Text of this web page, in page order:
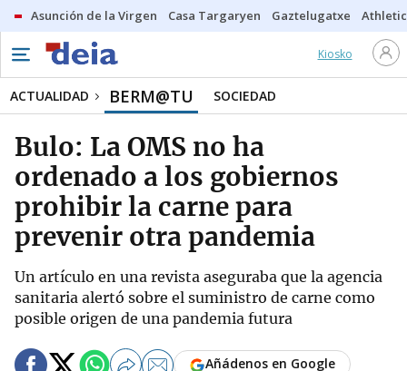
Asunción de la Virgen Casa Targaryen Gaztelugatxe Athletic
Kiosko
ACTUALIDAD BERM@TU SOCIEDAD
Bulo: La OMS no ha
ordenado a los gobiernos
prohibir la carne para
prevenir otra pandemia
Un artículo en una revista aseguraba que la agencia
sanitaria alertó sobre el suministro de carne como
posible origen de una pandemia futura
Añádenos en Google